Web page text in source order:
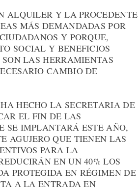
ALQUILER Y LA PROCEDENTE
MÁS DEMANDADAS POR
Y PORQUE,
SOCIAL Y BENEFICIOS
LAS HERRAMIENTAS
CAMBIO DE
HECHO LA SECRETARIA DE
EL FIN DE LAS
SE IMPLANTARÁ ESTE AÑO,
AGUJERO QUE TIENEN LAS
PARA LA
EN UN 40% LOS
PROTEGIDA EN RÉGIMEN DE
A LA ENTRADA EN